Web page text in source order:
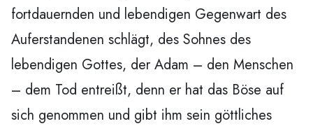
fortdauernden und lebendigen Gegenwart des
Auferstandenen schlägt, des Sohnes des
lebendigen Gottes, der Adam – den Menschen
– dem Tod entreißt, denn er hat das Böse auf
sich genommen und gibt ihm sein göttliches